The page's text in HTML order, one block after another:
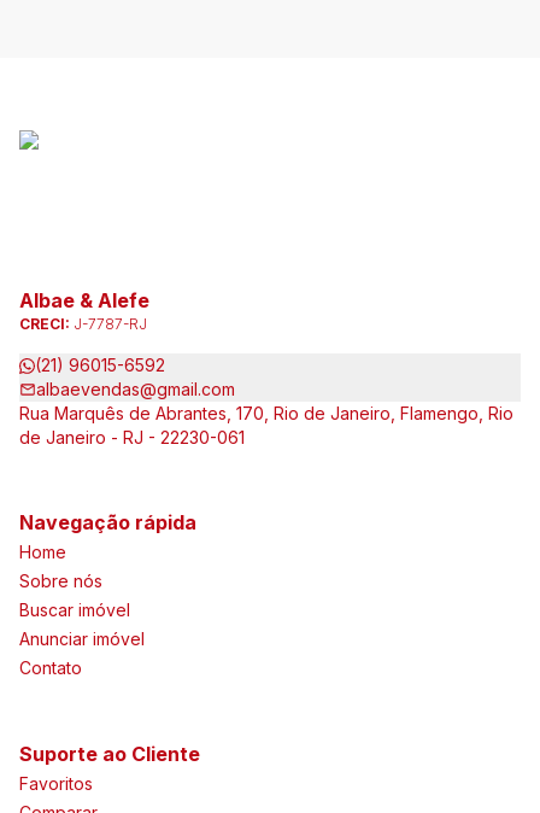
Albae & Alefe
CRECI: J-7787-RJ
(21) 96015-6592
albaevendas@gmail.com
Rua Marquês de Abrantes, 170, Rio de Janeiro, Flamengo, Rio
de Janeiro - RJ - 22230-061
Navegação rápida
Home
Sobre nós
Buscar imóvel
Anunciar imóvel
Contato
Suporte ao Cliente
Favoritos